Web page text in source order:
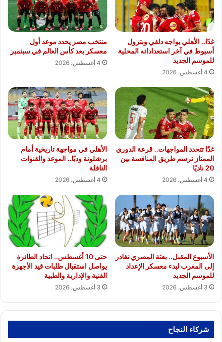
غدًا.. الأهلي يواجه دلفي وبترول
أسيوط في آخر استعداداته المحلية
للموسم الجديد
4 أغسطس، 2026
منتخب مصر يحدد موعد أول
معسكر بعد كأس العالم في سبتمبر
4 أغسطس، 2026
غدًا تتحدد المواجهات.. قرعة الدوري
الممتاز ترسم طريق المنافسة بين
20 ناديًا
4 أغسطس، 2026
الأهلي في مواجهة تاريخية أمام
برشلونة وديًا.. الموعد والقنوات
الناقلة
4 أغسطس، 2026
الأسبوع المقبل.. بعثة المصري تغادر
إلى المغرب لبدء معسكر الإعداد
للموسم الجديد
3 أغسطس، 2026
حتى 10 أغسطس.. اتحاد الطائرة
يواصل استقبال طلبات قيد الأجهزة
الفنية والإدارية والطبية
3 أغسطس، 2026
شركاء النجاح